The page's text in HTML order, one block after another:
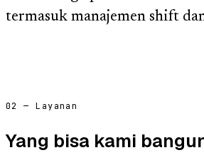
termasuk manajemen shift
02 — Layanan
Yang bisa kami